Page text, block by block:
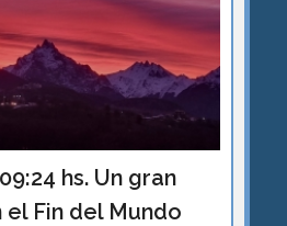
09:24 hs. Un gran
Fin del Mundo